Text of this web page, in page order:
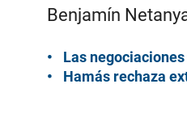
Benjamín
Las
Hamás rechaza